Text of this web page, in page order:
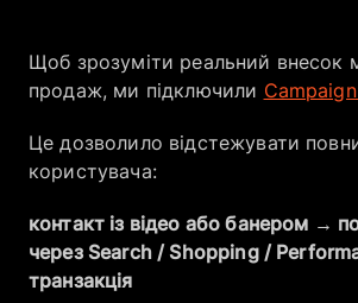
Щоб зрозуміти реальний внесок
продаж, ми підключили
Це дозволило відстежувати
користувача:
контакт із відео або банером →
через Search / Shopping /
транзакція